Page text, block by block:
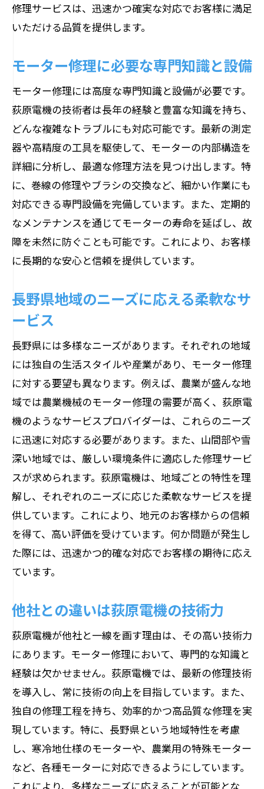
技術者の専門性とそのトレーニング
最新の修理技術と設備
地域密着の荻原電機が提供する長野県のモー
ター修理サービス
地域密着型の利点とは
地元のお客様との信頼関係
長野県内の各エリアへの対応
地域イベントや活動への参加
地元ニーズに応じたカスタマイズサービ
ス
長野県を中心に広がるネットワーク
高評価の荻原電機が長野県のモーター修理に
お客様からの高評価の理由
長野県での口コミと評判の詳細
お客様満足度の高さを支えるポイント
修理後のサポート体制の充実
荻原電機の修理に対する真摯な姿勢
長野県でモーター修理を探すなら実績豊富な
荻原電機へ
長野県での修理実績の紹介
選ばれる理由とその証拠
お客様の声とその評価
修理内容の具体例とその対応
地域の皆様からの信頼と実績
荻原電機の今後の展望
修理サービスは、迅速かつ確実な対応でお客様に満足
いただける品質を提供します。
モーター修理に必要な専門知識と設備
モーター修理には高度な専門知識と設備が必要です。
荻原電機の技術者は長年の経験と豊富な知識を持ち、
どんな複雑なトラブルにも対応可能です。最新の測定
器や高精度の工具を駆使して、モーターの内部構造を
詳細に分析し、最適な修理方法を見つけ出します。特
に、巻線の修理やブラシの交換など、細かい作業にも
対応できる専門設備を完備しています。また、定期的
なメンテナンスを通じてモーターの寿命を延ばし、故
障を未然に防ぐことも可能です。これにより、お客様
に長期的な安心と信頼を提供しています。
長野県地域のニーズに応える柔軟なサ
ービス
長野県には多様なニーズがあります。それぞれの地域
には独自の生活スタイルや産業があり、モーター修理
に対する要望も異なります。例えば、農業が盛んな地
域では農業機械のモーター修理の需要が高く、荻原電
機のようなサービスプロバイダーは、これらのニーズ
に迅速に対応する必要があります。また、山間部や雪
深い地域では、厳しい環境条件に適応した修理サービ
スが求められます。荻原電機は、地域ごとの特性を理
解し、それぞれのニーズに応じた柔軟なサービスを提
供しています。これにより、地元のお客様からの信頼
を得て、高い評価を受けています。何か問題が発生し
た際には、迅速かつ的確な対応でお客様の期待に応え
ています。
他社との違いは荻原電機の技術力
荻原電機が他社と一線を画す理由は、その高い技術力
にあります。モーター修理において、専門的な知識と
経験は欠かせません。荻原電機では、最新の修理技術
を導入し、常に技術の向上を目指しています。また、
独自の修理工程を持ち、効率的かつ高品質な修理を実
現しています。特に、長野県という地域特性を考慮
し、寒冷地仕様のモーターや、農業用の特殊モーター
など、各種モーターに対応できるようにしています。
これにより、多様なニーズに応えることが可能とな